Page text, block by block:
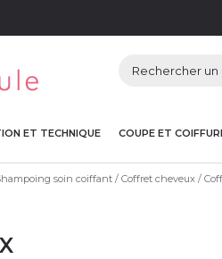
ET TECHNIQUE COUPE ET
soin coiffant Coffret cheveux